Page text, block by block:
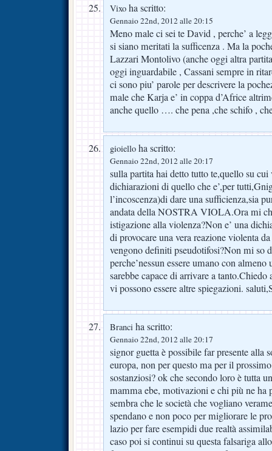
Vixo ha scritto:
Gennaio 22nd, 2012 alle 20:15
Meno male ci sei te David , perche’ a
si siano meritati la sufficenza . Ma la
Lazzari Montolivo (anche oggi altra
oggi inguardabile , Cassani sempre in
ci sono piu’ parole per descrivere la
male che Karja e’ in coppa d’Africe
anche quello …. che pena ,che schifo ,
gioiello ha scritto:
Gennaio 22nd, 2012 alle 20:17
sulla partita hai detto tutto te,quello su
dichiarazioni di quello che e’,per
l’incoscenza)di dare una sufficienza,sia
andata della NOSTRA VIOLA.Ora mi
istigazione alla violenza?Non e’ una
di provocare una vera reazione violenta
vengono definiti pseudotifosi?Non mi so
perche’nessun essere umano con
sarebbe capace di arrivare a
vi possono essere altre spiegazioni.
Branci ha scritto:
Gennaio 22nd, 2012 alle 20:17
signor guetta è possibile far presente alla
europa, non per questo ma per il
sostanziosi? ok che secondo loro è tutta
mamma ebe, motivazioni e chi più ne ha
sembra che le società che vogliano
spendano e non poco per migliorare le
lazio per fare esempidi due realtà
caso poi si continui su questa falsariga